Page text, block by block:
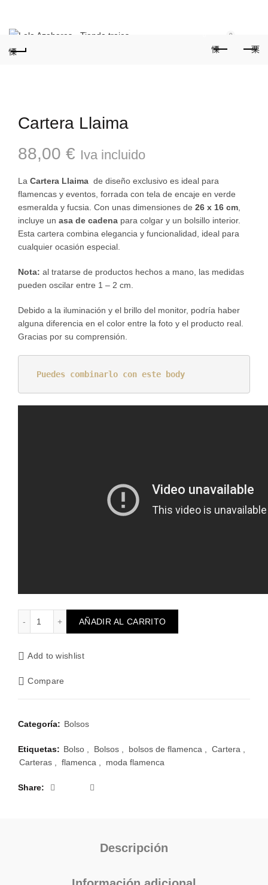
0
Cartera Llaima
88,00 € Iva incluido
La Cartera Llaima de diseño exclusivo es ideal para
flamencas y eventos, forrada con tela de encaje en verde
esmeralda y fucsia. Con unas dimensiones de 26 x 16 cm,
incluye un asa de cadena para colgar y un bolsillo interior.
Esta cartera combina elegancia y funcionalidad, ideal para
cualquier ocasión especial.
Nota: al tratarse de productos hechos a mano, las medidas
pueden oscilar entre 1 – 2 cm.
Debido a la iluminación y el brillo del monitor, podría haber
alguna diferencia en el color entre la foto y el producto real.
Gracias por su comprensión.
Puedes combinarlo con este body
Cartera Llaima cantidad
AÑADIR AL CARRITO
Add to wishlist
Compare
Categoría: Bolsos
Etiquetas: Bolso , Bolsos , bolsos de flamenca , Cartera ,
Carteras , flamenca , moda flamenca
Share
Descripción